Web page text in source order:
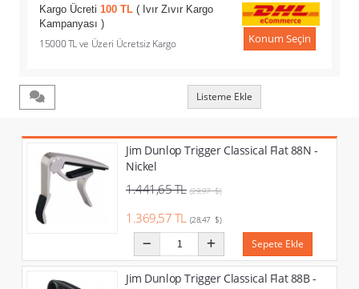
Kargo Ücreti 100 TL ( Ivır Zıvır Kargo
Kampanyası )
15000 TL ve Üzeri Ücretsiz Kargo Konum Seçin
Listeme Ekle
Jim Dunlop Trigger Classical Flat 88N -
Nickel
1.441,65 TL (29,97 $)
1.369,57 TL (28,47 $)
Sepete Ekle
Jim Dunlop Trigger Classical Flat 88B -